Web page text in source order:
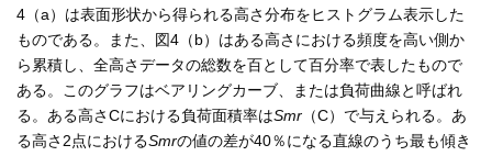
4（a）は表面形状から得られる高さ分布をヒストグラム表示した
ものである。また、図4（b）はある高さにおける頻度を高い側か
ら累積し、全高さデータの総数を百として百分率で表したもので
ある。このグラフはベアリングカーブ、または負荷曲線と呼ばれ
る。ある高さCにおける負荷面積率はSmr （C）で与えられる。あ
る高さ2点におけるSmrの値の差が40％になる直線のうち最も傾き